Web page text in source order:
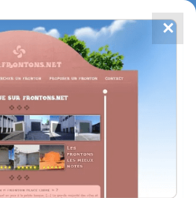
UN FRONTÓN
✕